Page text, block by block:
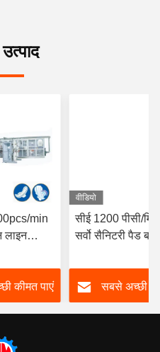
min
लाइन
कीमत पाएं
वीडियो
सीई 1200 पीसी/
सर्वो सैनिटरी पैड
फैक्ट्री
सबसे अच्छी